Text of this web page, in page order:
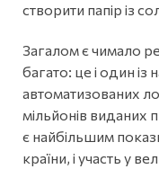
створити папір із
Загалом є чимало
багато: це і один із
автоматизованих
мільйонів виданих
є найбільшим
країни, і участь у